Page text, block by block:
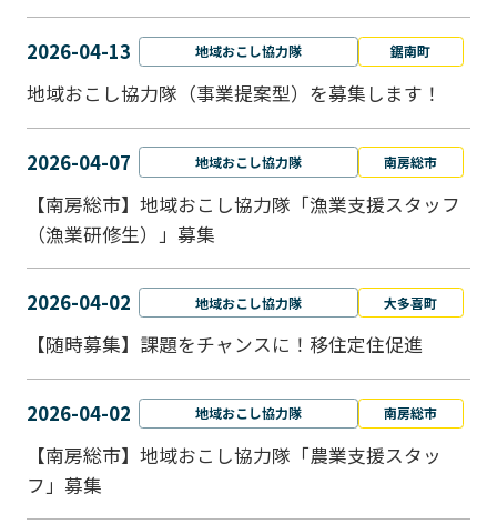
2026-04-13 地域おこし協力隊 鋸南町
地域おこし協力隊（事業提案型）を募集します！
2026-04-07 地域おこし協力隊 南房総市
【南房総市】地域おこし協力隊「漁業支援スタッフ
（漁業研修生）」募集
2026-04-02 地域おこし協力隊 大多喜町
【随時募集】課題をチャンスに！移住定住促進
2026-04-02 地域おこし協力隊 南房総市
【南房総市】地域おこし協力隊「農業支援スタッ
フ」募集